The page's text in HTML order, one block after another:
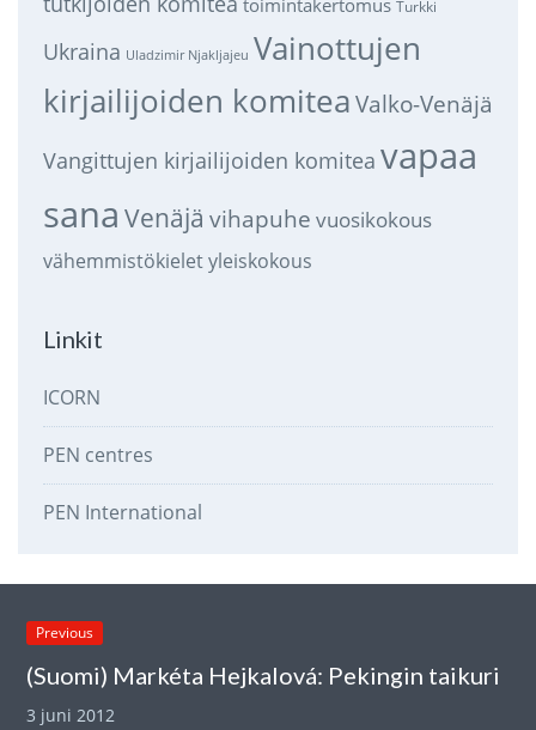
Turkki
Ukraina Uladzimir Njakljajeu Vainottujen
kirjailijoiden komitea Valko-Venäjä
Vangittujen kirjailijoiden komitea vapaa
sana Venäjä vihapuhe vuosikokous
vähemmistökieletyleiskokous
Linkit
ICORN
PEN centres
PEN International
Previous
(Suomi) Markéta Hejkalová: Pekingin taikuri
3 juni 2012